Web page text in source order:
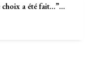
choix a été fait…”…